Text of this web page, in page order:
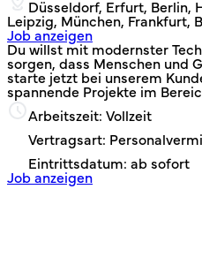
Düsseldorf, Erfurt, Berlin,
Leipzig, München, Frankfurt,
Job anzeigen
Du willst mit modernster
sorgen, dass Menschen und
starte jetzt bei unserem
spannende Projekte im
Arbeitszeit: Vollzeit
Vertragsart:
Eintrittsdatum: ab sofort
Job anzeigen